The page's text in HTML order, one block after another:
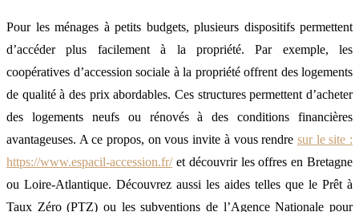
Pour les ménages à petits budgets, plusieurs dispositifs permettent
d’accéder plus facilement à la propriété. Par exemple, les
coopératives d’accession sociale à la propriété offrent des logements
de qualité à des prix abordables. Ces structures permettent d’acheter
des logements neufs ou rénovés à des conditions financières
avantageuses. A ce propos, on vous invite à vous rendre sur le site :
https://www.espacil-accession.fr/et découvrir les offres en Bretagne
ou Loire-Atlantique. Découvrez aussi les aides telles que le Prêt à
Taux Zéro (PTZ) ou les subventions de l’Agence Nationale pour